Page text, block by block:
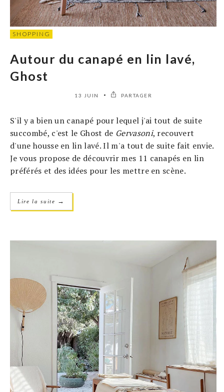
SHOPPING
Autour du canapé en lin lavé,
Ghost
13 JUIN PARTAGER
S'il y a bien un canapé pour lequel j'ai tout de suite
succombé, c'est le Ghost de Gervasoni, recouvert
d'une housse en lin lavé. Il m'a tout de suite fait envie.
Je vous propose de découvrir mes 11 canapés en lin
préférés et des idées pour les mettre en scène.
Lire la suite →